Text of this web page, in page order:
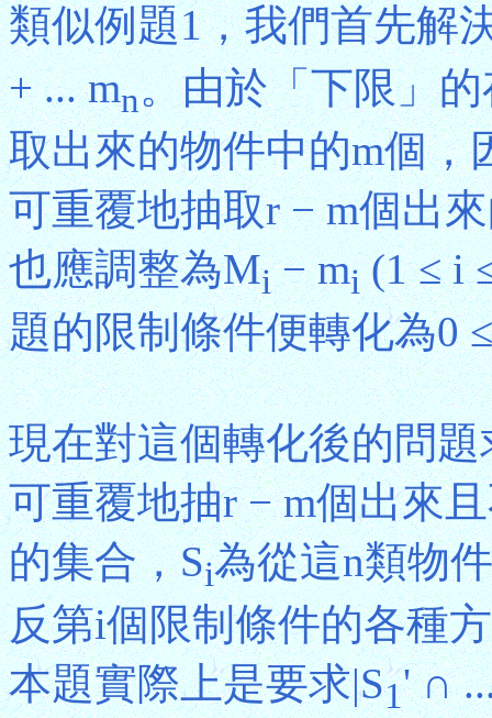
類似例題1，我們首先解
+ ... mn。由於「下限」
取出來的物件中的m個，
可重覆地抽取r − m個出
也應調整為Mi− mi(1 ≤ i
題的限制條件便轉化為0
現在對這個轉化後的問
可重覆地抽r − m個出來
的集合，Si為從這n類物
反第i個限制條件的各種
本題實際上是要求|S1' ∩